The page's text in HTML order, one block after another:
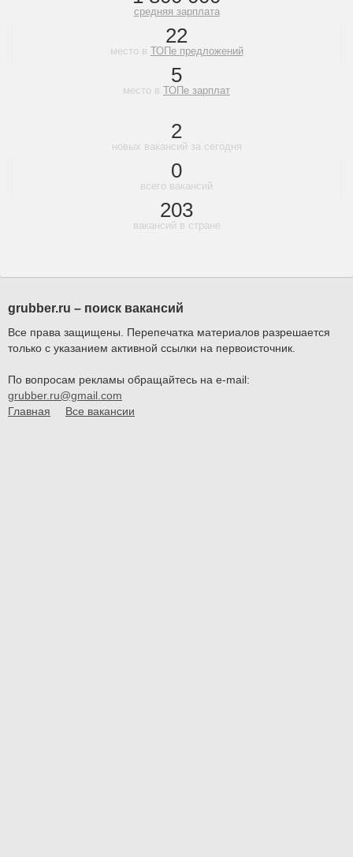
средняя зарплата
22
место в ТОПе предложений
5
место в ТОПе зарплат
2
новых вакансий за сегодня
0
всего вакансий
203
вакансий в стране
grubber.ru – поиск вакансий
Все права защищены. Перепечатка материалов разрешается
только с указанием активной ссылки на первоисточник.
По вопросам рекламы обращайтесь на e-mail:
grubber.ru@gmail.com
Главная
Все вакансии